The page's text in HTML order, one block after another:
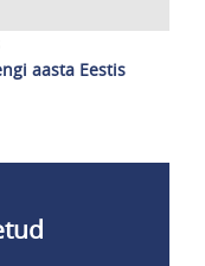
aasta Eestis